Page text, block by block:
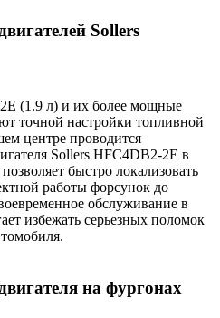
Sollers
(1.9 л) и их более мощные
точной настройки топливной
центре проводится
Sollers HFC4DB2-2E в
быстро локализовать
работы форсунок до
обслуживание в
избежать серьезных поломок
на фургонах